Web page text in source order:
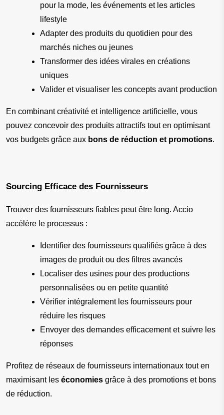
pour la mode, les événements et les articles
lifestyle
Adapter des produits du quotidien pour des
marchés niches ou jeunes
Transformer des idées virales en créations
uniques
Valider et visualiser les concepts avant production
En combinant créativité et intelligence artificielle, vous
pouvez concevoir des produits attractifs tout en optimisant
vos budgets grâce aux bons de réduction et promotions.
Sourcing Efficace des Fournisseurs
Trouver des fournisseurs fiables peut être long. Accio
accélère le processus :
Identifier des fournisseurs qualifiés grâce à des
images de produit ou des filtres avancés
Localiser des usines pour des productions
personnalisées ou en petite quantité
Vérifier intégralement les fournisseurs pour
réduire les risques
Envoyer des demandes efficacement et suivre les
réponses
Profitez de réseaux de fournisseurs internationaux tout en
maximisant les économies grâce à des promotions et bons
de réduction.